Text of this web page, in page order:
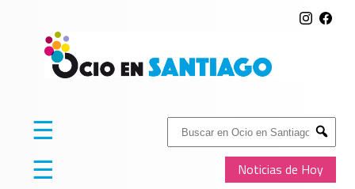
Buscar:
Submit
Noticias de Hoy
☰
☰